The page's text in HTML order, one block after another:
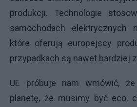
produkcji. Technologie
samochodach elektrycznych
które oferują europejscy
przypadkach są nawet bardziej
UE próbuje nam wmówić,
planetę, że musimy być eco,